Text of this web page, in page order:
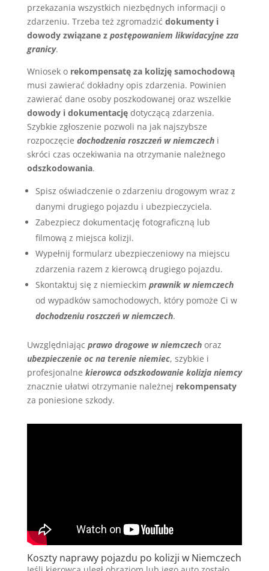
przekazania wszystkich niezbędnych informacji o
zdarzeniu. Trzeba też zgromadzić dokumenty i
dowody związane z postępowaniem likwidacyjne zza
granicy.
Wniosek o rekompensatę za kolizję samochodową
musi zawierać dokładny opis zdarzenia. Powinien
zawierać dane osoby poszkodowanej oraz wszelkie
dowody i dokumentacjędotyczącą zdarzenia.
Szybkie zgłoszenie pozwoli na jak najszybsze
rozpoczęcie dochodzenia roszczeń w niemczechi
skróci czas oczekiwania na otrzymanie należnego
odszkodowania.
Spisz oświadczenie o zdarzeniu drogowym wraz z
danymi drugiego pojazdu i ubezpieczyciela.
Zabezpiecz dokumentację fotograficzną lub
filmową z miejsca kolizji.
Wypełnij formularz ubezpieczeniowy na miejscu
zdarzenia razem z kierowcą drugiego pojazdu.
Skontaktuj się z niemieckim prawnik w niemczech
od wypadków samochodowych, który pomoże Ci w
dochodzeniu roszczeń w niemczech.
Uwzględniając prawo drogowe w niemczechoraz
ubezpieczenie oc na terenie niemiec, szybkie i
profesjonalne kierowca odszkodowanie kolizja niemcy
znacznie ułatwi otrzymanie należnej rekompensaty
za poniesione szkody.
Koszty naprawy pojazdu po kolizji w Niemczech